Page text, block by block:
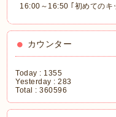
16:00～16:50 ｢初めてのキ
カウンター
Today : 1355
Yesterday :283
Total :360596